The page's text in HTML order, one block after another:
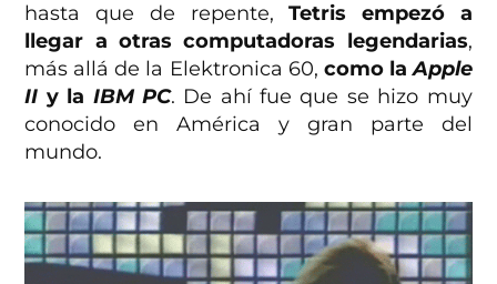
hasta que de repente,Tetris empezó a
llegar a otras computadoras legendarias,
más allá de la Elektronica 60, como laApple
II y la IBM PC. De ahí fue que se hizo muy
conocido en América y gran parte del
mundo.